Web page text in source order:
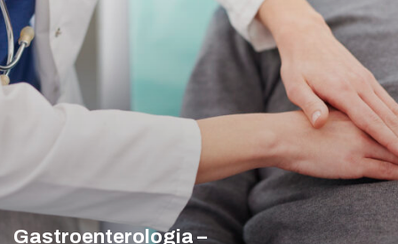
Gastroenterologia –